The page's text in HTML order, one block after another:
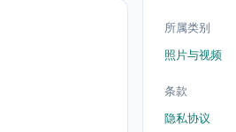
所属类别
照片与视频
条款
隐私协议